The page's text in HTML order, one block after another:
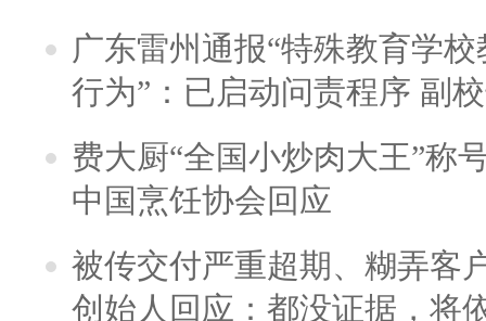
广东雷州通报“特殊教育学
行为”：已启动问责程序 副
费大厨“全国小炒肉大王”称
中国烹饪协会回应
被传交付严重超期、糊弄客
创始人回应：都没证据，将